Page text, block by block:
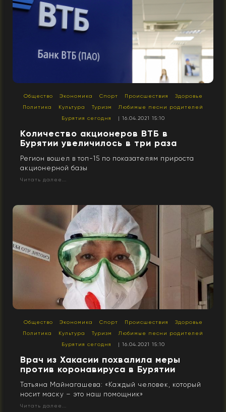
Общество Экономика Спорт Происшествия
Здоровье
Политика
Культура Туризм
Любимые песни родителей
Бурятия сегодня
| 16.04.2021 15:10
Количество акционеров ВТБ в
Бурятии увеличилось в три раза
Регион вошел в топ-15 по показателям прироста
акционерной базы
Читать далее...
Общество Экономика Спорт Происшествия
Здоровье
Политика
Культура Туризм
Любимые песни родителей
Бурятия сегодня
| 16.04.2021 15:10
Врач из Хакасии похвалила меры
против коронавируса в Бурятии
Татьяна Майнагашева: «Каждый человек, который
носит маску – это наш помощник»
Читать далее...